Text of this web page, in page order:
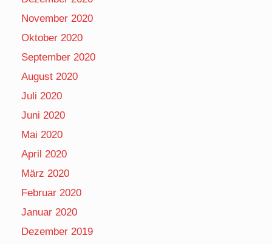
November 2020
Oktober 2020
September 2020
August 2020
Juli 2020
Juni 2020
Mai 2020
April 2020
März 2020
Februar 2020
Januar 2020
Dezember 2019